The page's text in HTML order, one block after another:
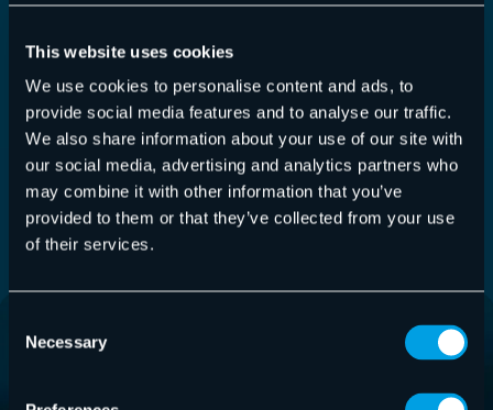
This website uses cookies
We use cookies to personalise content and ads, to
provide social media features and to analyse our traffic.
We also share information about your use of our site with
our social media, advertising and analytics partners who
may combine it with other information that you’ve
provided to them or that they’ve collected from your use
of their services.
Selection
Necessary
Professional Services
IT-Kaufmann, über 15 Jahre Erfahrung im
Vertrieb von komplexen IT-Security Produkten.
Seit 2008 in verschiedenen Management
Positionen im Cloud-Security-Umfeld tätig, seit
2014 Gesellschafter der Hornetsecurity GmbH.